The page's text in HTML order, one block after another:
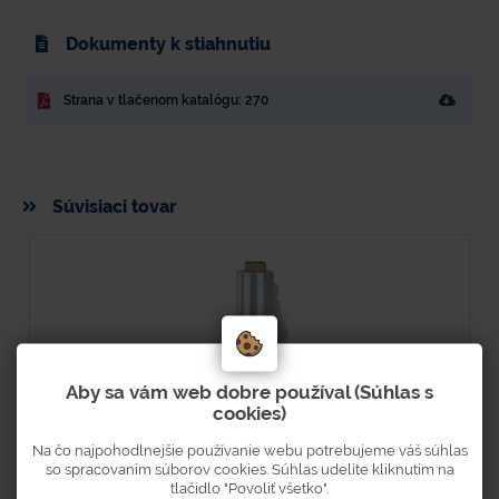
Dokumenty k stiahnutiu
Strana v tlačenom katalógu: 270
Súvisiaci tovar
Aby sa vám web dobre používal (Súhlas s
cookies)
Na čo najpohodlnejšie používanie webu potrebujeme váš súhlas
so spracovaním súborov cookies. Súhlas udelíte kliknutím na
tlačidlo "Povoliť všetko".